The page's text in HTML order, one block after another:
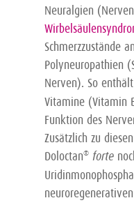
Neuralgien
Schmerzzustände
Polyneuropathien
Nerven). So
Vitamine (Vitamin
Funktion des
Zusätzlich zu
Doloctan® forte